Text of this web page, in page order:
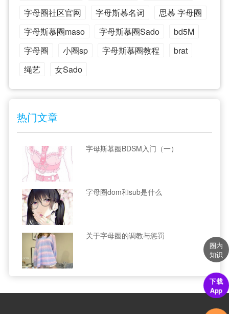
字母圈社区官网
字母斯慕名词
思慕 字母圈
字母斯慕圈maso
字母斯慕圈Sado
bd5M
字母圈
小圈sp 字母斯慕圈教程
brat
绳艺
女Sado
热门文章
字母斯慕圈BDSM入门（一）
字母圈dom和sub是什么
关于字母圈的调教与惩罚
圈内
知识
下载
App